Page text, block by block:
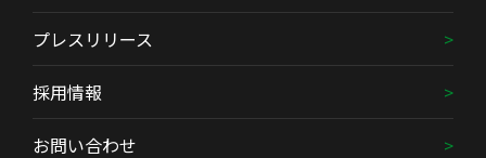
プレスリリース
採用情報
お問い合わせ